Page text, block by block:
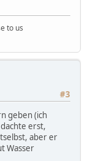
to us
#3
geben (ich
erst,
aber er
Wasser